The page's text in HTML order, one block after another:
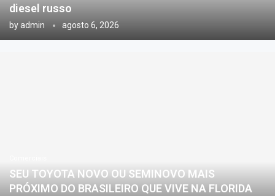
diesel russo
byadmin agosto 6, 2026
SEU TOYOTA NOVO OU SEMINOVO MAIS
PRÓXIMO DO BRASILEIRO QUE VIVE NA FLORIDA